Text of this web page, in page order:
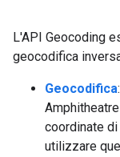
L'API Geocoding
geocodifica
Geocodifica
coordinate
utilizzare